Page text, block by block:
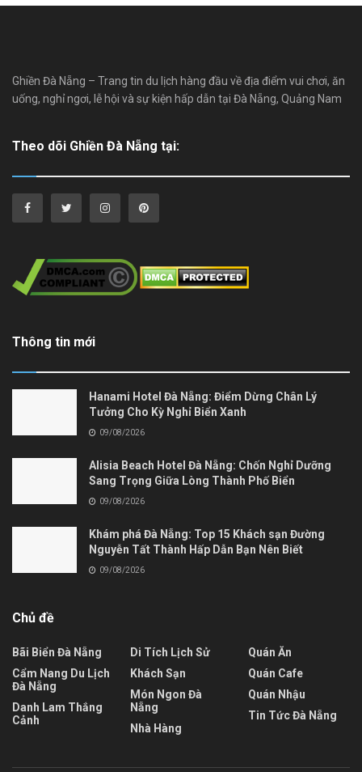
Ghiền Đà Nẵng – Trang tin du lịch hàng đầu về địa điểm vui chơi, ăn
uống, nghỉ ngơi, lễ hội và sự kiện hấp dẫn tại Đà Nẵng, Quảng Nam
Theo dõi Ghiền Đà Nẵng tại:
Thông tin mới
Hanami Hotel Đà Nẵng: Điểm Dừng Chân Lý
Tưởng Cho Kỳ Nghỉ Biển Xanh
09/08/2026
Alisia Beach Hotel Đà Nẵng: Chốn Nghỉ Dưỡng
Sang Trọng Giữa Lòng Thành Phố Biển
09/08/2026
Khám phá Đà Nẵng: Top 15 Khách sạn Đường
Nguyễn Tất Thành Hấp Dẫn Bạn Nên Biết
09/08/2026
Chủ đề
Bãi Biển Đà Nẵng
Cẩm Nang Du Lịch
Đà Nẵng
Danh Lam Thắng
Cảnh
Di Tích Lịch Sử
Khách Sạn
Món Ngon Đà
Nẵng
Nhà Hàng
Quán Ăn
Quán Cafe
Quán Nhậu
Tin Tức Đà Nẵng